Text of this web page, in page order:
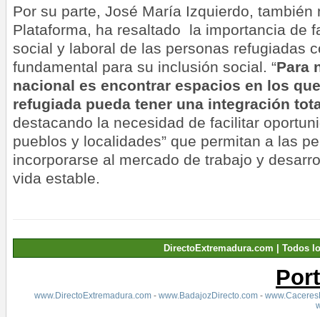
Por su parte, José María Izquierdo, también
Plataforma, ha resaltado la importancia de
social y laboral de las personas refugiadas
fundamental para su inclusión social. “Para
nacional es encontrar espacios en los
refugiada pueda tener una integración
destacando la necesidad de facilitar
pueblos y localidades” que permitan a las
incorporarse al mercado de trabajo y
vida estable.
DirectoExtremadura.com | Todos
www.DirectoExtremadura.com- www.BadajozDirecto.com-